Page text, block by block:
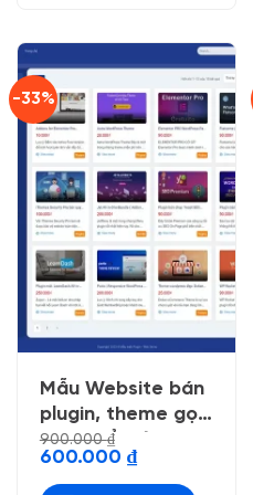
-33%
Mẫu Website bán
plugin, theme gọn
gàng dể nhìn
900.000₫
Giá
là:
600.000 ₫Giá
hiện
tại